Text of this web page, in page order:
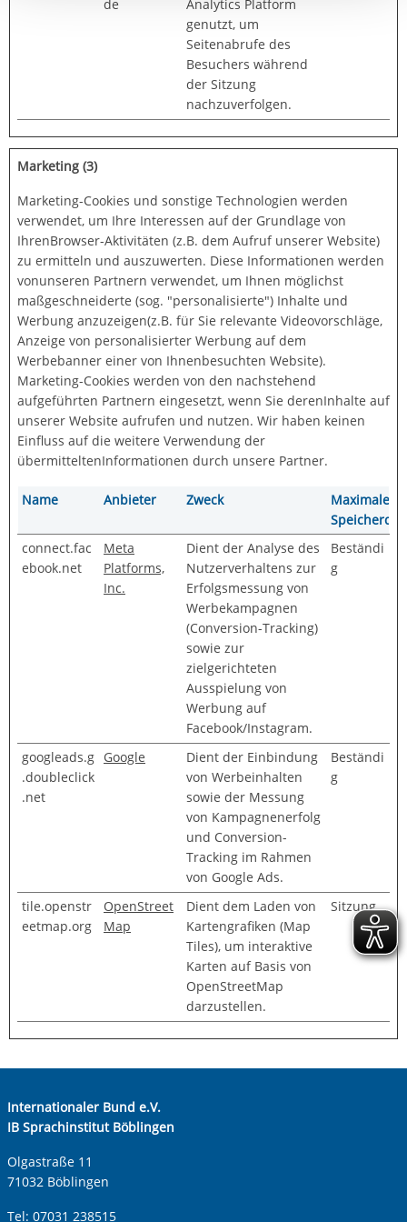
de
Analytics Platform
genutzt, um
Seitenabrufe des
Besuchers während
der Sitzung
nachzuverfolgen.
Marketing (3)
Marketing-Cookies und sonstige Technologien werden
verwendet, um Ihre Interessen auf der Grundlage von
IhrenBrowser-Aktivitäten (z.B. dem Aufruf unserer Website)
zu ermitteln und auszuwerten. Diese Informationen werden
vonunseren Partnern verwendet, um Ihnen möglichst
maßgeschneiderte (sog. "personalisierte") Inhalte und
Werbung anzuzeigen(z.B. für Sie relevante Videovorschläge,
Anzeige von personalisierter Werbung auf dem
Werbebanner einer von Ihnenbesuchten Website).
Marketing-Cookies werden von den nachstehend
aufgeführten Partnern eingesetzt, wenn Sie derenInhalte auf
unserer Website aufrufen und nutzen. Wir haben keinen
Einfluss auf die weitere Verwendung der
übermitteltenInformationen durch unsere Partner.
Name Anbieter Zweck
Maximale
connect.fac
ebook.net
Meta
Platforms,
Inc.
Dient der Analyse des
Nutzerverhaltens zur
Erfolgsmessung von
Werbekampagnen
(Conversion-Tracking)
sowie zur
zielgerichteten
Ausspielung von
Werbung auf
Facebook/Instagram.
Beständi
g
googleads.g
.doubleclick
.net
Google
Dient der Einbindung
von Werbeinhalten
sowie der Messung
von Kampagnenerfolg
und Conversion-
Tracking im Rahmen
von Google Ads.
Beständi
g
tile.openstr
eetmap.org
OpenStreet
Map
Dient dem Laden von
Kartengrafiken (Map
Tiles), um interaktive
Karten auf Basis von
OpenStreetMap
darzustellen.
Sitzung
Internationaler Bund e.V.
IB Sprachinstitut Böblingen
Olgastraße 11
71032 Böblingen
Tel: 07031 238515